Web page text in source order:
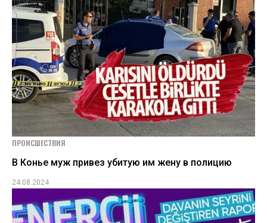
ПРОИСШЕСТВИЯ
В Конье муж привез убитую им жену в полицию
24.08.2024